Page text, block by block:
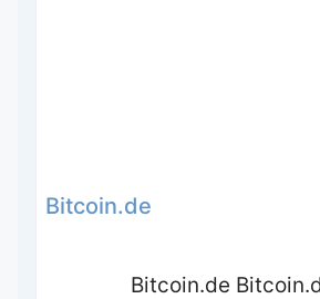
Bitcoin.de
Bitcoin.de